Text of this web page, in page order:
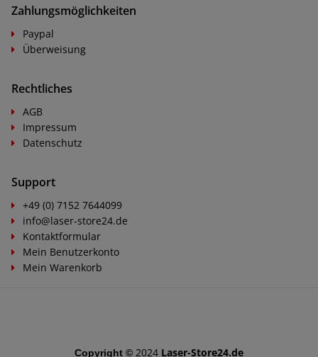
Support
+49 (0) 7152 7644099
info@laser-store24.de
Kontaktformular
Mein Benutzerkonto
Mein Warenkorb
Rechtliches
AGB
Impressum
Datenschutz
Zahlungsmöglichkeiten
Paypal
Überweisung
Copyright © 2024 Laser-Store24.de